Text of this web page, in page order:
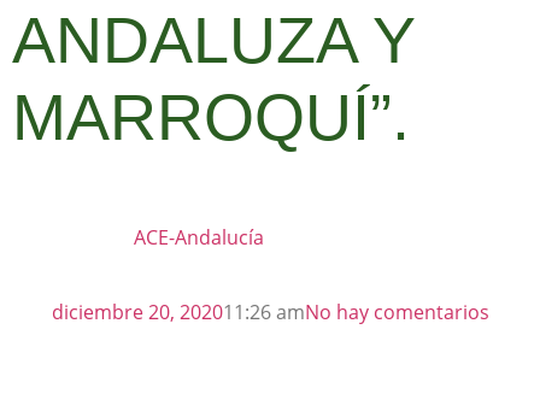
ANDALUZA Y
MARROQUÍ”.
ACE-Andalucía
diciembre 20, 202011:26 amNo hay comentarios